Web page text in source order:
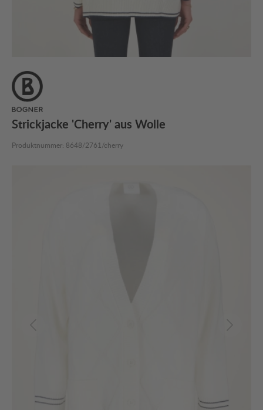
Strickjacke 'Cherry' aus Wolle
Produktnummer: 8648/2761/cherry